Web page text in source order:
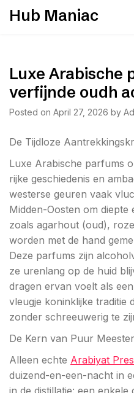
SkipHub Maniac
Luxe Arabische
verfijnde oudh
Posted on April 27, 2026 by
De Tijdloze
Luxe Arabische parfums
rijke geschiedenis en
westerse geuren vaak
Midden-Oosten om
zoals agarhout (oud),
worden met de hand
Deze parfums zijn
ze urenlang op de huid
dragen ervan voelt als
vleugje koninklijke traditie
zonder schreeuwerig te
De Kern van Puur
Alleen echte Arabiyat
duizend-en-een-nacht in
in de distillatie: een